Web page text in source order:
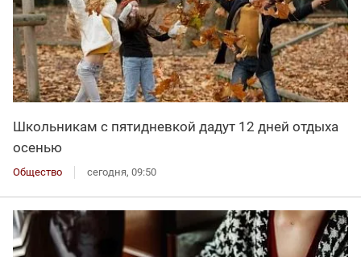
Школьникам с пятидневкой дадут 12 дней отдыха
осенью
Общество сегодня, 09:50